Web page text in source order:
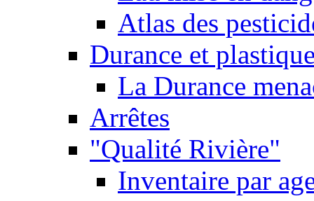
Atlas des
Durance et
La Durance
Arrêtes
"Qualité Rivière"
Inventaire par